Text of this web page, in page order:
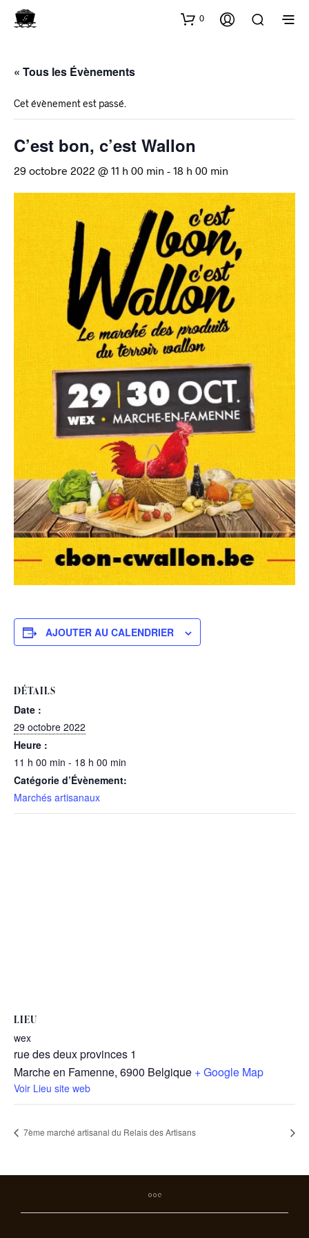
0
« Tous les Évènements
Cet évènement est passé.
C’est bon, c’est Wallon
29 octobre 2022 @ 11 h 00 min - 18 h 00 min
AJOUTER AU CALENDRIER
DÉTAILS
Date :
29 octobre 2022
Heure :
11 h 00 min - 18 h 00 min
Catégorie d’Évènement:
Marchés artisanaux
LIEU
wex
rue des deux provinces 1
Marche en Famenne, 6900 Belgique + Google Map
Voir Lieu site web
7ème marché artisanal du Relais des Artisans